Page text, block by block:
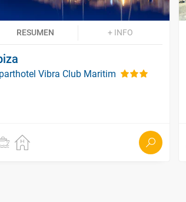
RESUMEN + INFO
Vibra Club Maritim